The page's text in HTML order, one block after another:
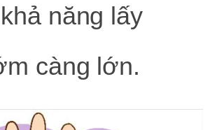
năng lấy
càng lớn.